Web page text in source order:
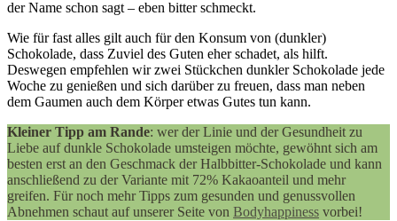
der Name schon sagt – eben bitter schmeckt.
Wie für fast alles gilt auch für den Konsum von (dunkler)
Schokolade, dass Zuviel des Guten eher schadet, als hilft.
Deswegen empfehlen wir zwei Stückchen dunkler Schokolade jede
Woche zu genießen und sich darüber zu freuen, dass man neben
dem Gaumen auch dem Körper etwas Gutes tun kann.
Kleiner Tipp am Rande: wer der Linie und der Gesundheit zu
Liebe auf dunkle Schokolade umsteigen möchte, gewöhnt sich am
besten erst an den Geschmack der Halbbitter-Schokolade und kann
anschließend zu der Variante mit 72% Kakaoanteil und mehr
greifen. Für noch mehr Tipps zum gesunden und genussvollen
Abnehmen schaut auf unserer Seite von Bodyhappiness vorbei!